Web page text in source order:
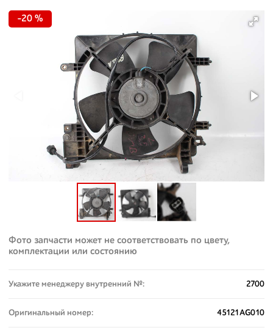
-20 %
Фото запчасти может не соответствовать по цвету,
комплектации или состоянию
Укажите менеджеру внутренний №: 2700
Оригинальный номер: 45121AG010